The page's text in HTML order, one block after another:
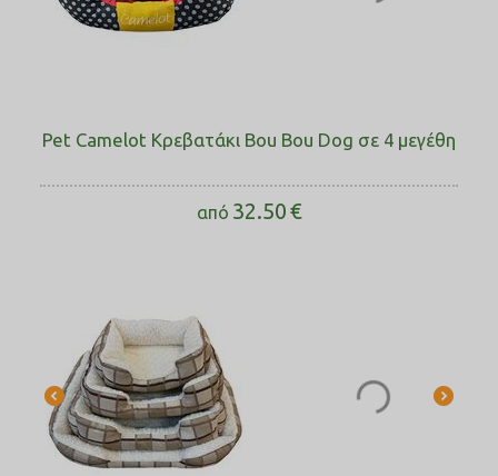
Pet Camelot Κρεβατάκι Bou Bou Dog σε 4 μεγέθη
από 32.50€